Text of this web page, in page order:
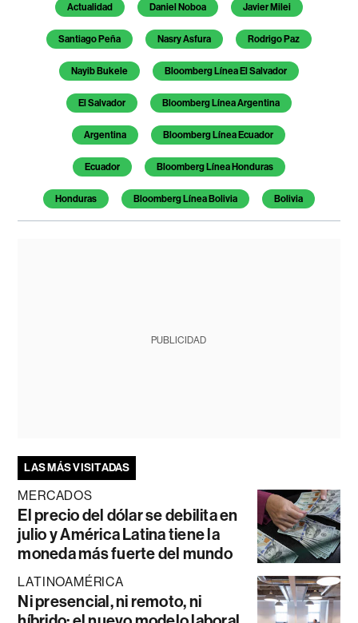
Actualidad Daniel Noboa Javier Milei
Santiago Peña Nasry Asfura Rodrigo Paz
Nayib Bukele Bloomberg Línea El Salvador
El Salvador Bloomberg Línea Argentina
Argentina Bloomberg Línea Ecuador
Ecuador Bloomberg Línea Honduras
Honduras Bloomberg Línea Bolivia Bolivia
PUBLICIDAD
LAS MÁS VISITADAS
MERCADOS
El precio del dólar se debilita en
julio y América Latina tiene la
moneda más fuerte del mundo
LATINOAMÉRICA
Ni presencial, ni remoto, ni